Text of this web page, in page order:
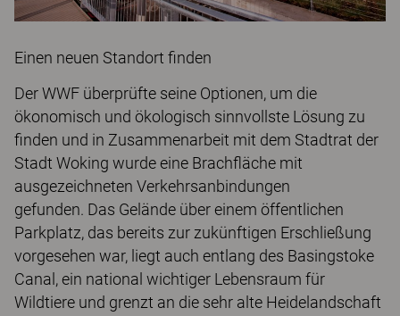
Einen neuen Standort finden
Der WWF überprüfte seine Optionen, um die
ökonomisch und ökologisch sinnvollste Lösung zu
finden und in Zusammenarbeit mit dem Stadtrat der
Stadt Woking wurde eine Brachfläche mit
ausgezeichneten Verkehrsanbindungen
gefunden. Das Gelände über einem öffentlichen
Parkplatz, das bereits zur zukünftigen Erschließung
vorgesehen war, liegt auch entlang des Basingstoke
Canal, ein national wichtiger Lebensraum für
Wildtiere und grenzt an die sehr alte Heidelandschaft